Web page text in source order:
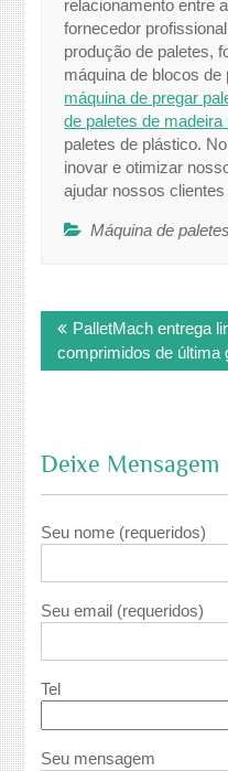
relacionamento entre
fornecedor
produção de paletes,
máquina de blocos
máquina de pregar
de paletes de madeira
paletes de plástico.
inovar e otimizar
ajudar nossos
Máquina de paletes
navigation
PalletMach entrega
comprimidos de última
Deixe Mensagem
Seu nome (requeridos)
Seu email (requeridos)
Tel
Seu mensagem